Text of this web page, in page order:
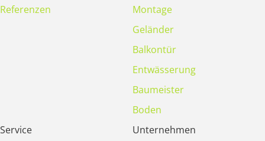
Referenzen
Montage
Geländer
Balkontür
Entwässerung
Baumeister
Boden
Service
Unternehmen